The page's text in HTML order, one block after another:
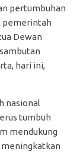
pertumbuhan
pemerintah
Dewan
hari ini,
nasional
tumbuh
mendukung
meningkatkan